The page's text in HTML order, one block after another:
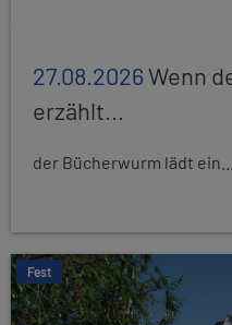
27.08.2026Wenn
erzählt...
der Bücherwurm lädt ein...
Fest